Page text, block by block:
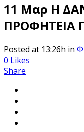
11 Μαρ Η
ΠΡΟΦΗΤΕΙΑ
Posted at 13:26h in
0 Likes
Share